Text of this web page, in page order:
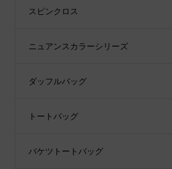
スピンクロス
ニュアンスカラーシリーズ
ダッフルバッグ
トートバッグ
バケツトートバッグ